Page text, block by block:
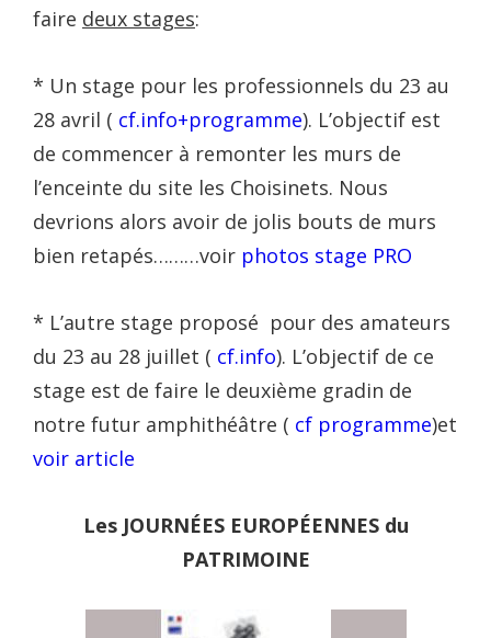
faire deux stages:
* Un stage pour les professionnels du 23 au
28 avril ( cf.info+programme). L’objectif est
de commencer à remonter les murs de
l’enceinte du site les Choisinets. Nous
devrions alors avoir de jolis bouts de murs
bien retapés………voir photos stage PRO
* L’autre stage proposé pour des amateurs
du 23 au 28 juillet ( cf.info). L’objectif de ce
stage est de faire le deuxième gradin de
notre futur amphithéâtre ( cf programme)et
voir article
Les JOURNÉES EUROPÉENNES du
PATRIMOINE